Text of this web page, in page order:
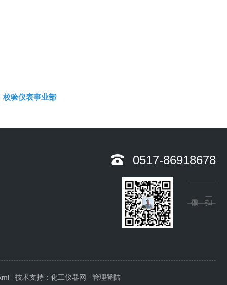
校验仪表事业部
0517-86918678
技术支持： 化工仪器网 管理登陆